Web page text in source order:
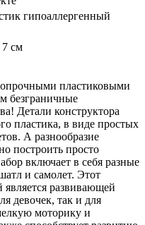
гипоаллергенный
7 см
пластиковыми
безграничные
Детали конструктора
пластика, в виде простых
А разнообразие
построить просто
включает в себя разные
и самолет. Этот
развивающей
девочек, так и для
моторику и